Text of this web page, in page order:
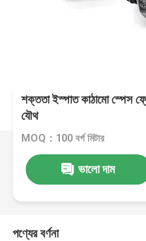
শক্ততা ইস্পাত কাঠামো স্পেস
যৌথ
MOQ：100 বর্গ মিটার
ভালো দাম
পণ্যের বর্ণনা